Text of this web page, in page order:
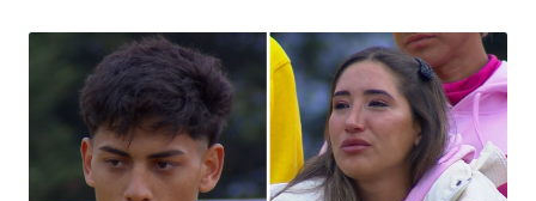
Gran
Hermano
Tendencias